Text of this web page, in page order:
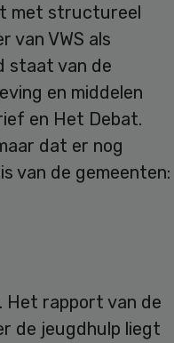
met structureel
van VWS als
staat van de
en middelen
en Het Debat.
dat er nog
van de gemeenten:
Het rapport van de
de jeugdhulp liegt